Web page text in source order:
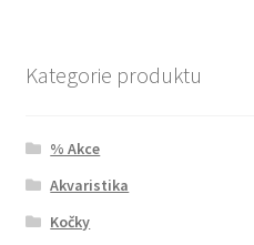
Kategorie produktu
% Akce
Akvaristika
Kočky